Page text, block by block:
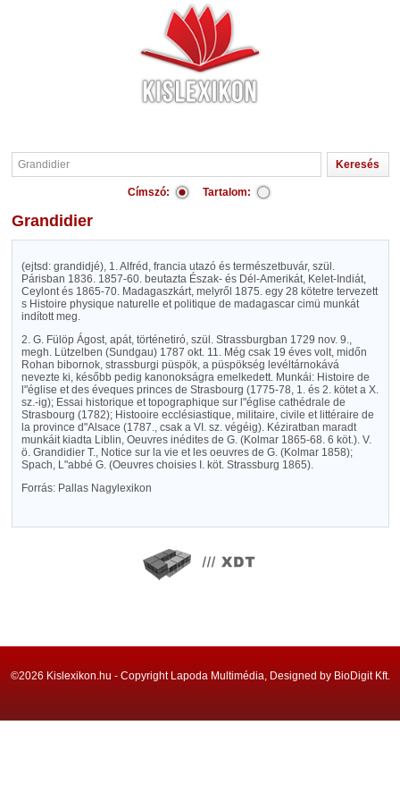
Címszó: Tartalom:
Grandidier
(ejtsd: grandidjé), 1. Alfréd, francia utazó és természetbuvár, szül.
Párisban 1836. 1857-60. beutazta Észak- és Dél-Amerikát, Kelet-Indiát,
Ceylont és 1865-70. Madagaszkárt, melyről 1875. egy 28 kötetre tervezett
s Histoire physique naturelle et politique de madagascar cimü munkát
indított meg.
2. G. Fülöp Ágost, apát, történetiró, szül. Strassburgban 1729 nov. 9.,
megh. Lützelben (Sundgau) 1787 okt. 11. Még csak 19 éves volt, midőn
Rohan bibornok, strassburgi püspök, a püspökség levéltárnokává
nevezte ki, később pedig kanonokságra emelkedett. Munkái: Histoire de
l"église et des éveques princes de Strasbourg (1775-78, 1. és 2. kötet a X.
sz.-ig); Essai historique et topographique sur l"église cathédrale de
Strasbourg (1782); Histooire ecclésiastique, militaire, civile et littéraire de
la province d"Alsace (1787., csak a VI. sz. végéig). Kéziratban maradt
munkáit kiadta Liblin, Oeuvres inédites de G. (Kolmar 1865-68. 6 köt.). V.
ö. Grandidier T., Notice sur la vie et les oeuvres de G. (Kolmar 1858);
Spach, L"abbé G. (Oeuvres choisies I. köt. Strassburg 1865).
Forrás: Pallas Nagylexikon
©2026 Kislexikon.hu - Copyright Lapoda Multimédia, Designed by BioDigit Kft.